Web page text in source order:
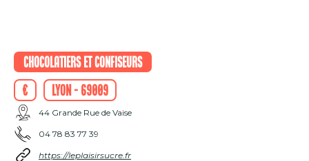
Chocolatiers et confiseurs
€
Lyon - 69009
44 Grande Rue de Vaise
04 78 83 77 39
https://leplaisirsucre.fr